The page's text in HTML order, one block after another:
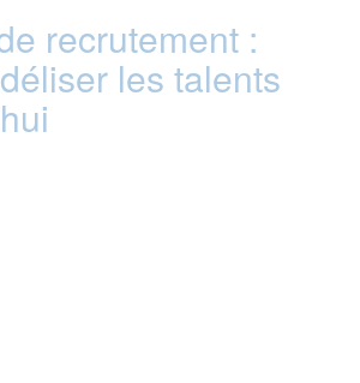
recrutement :
les talents